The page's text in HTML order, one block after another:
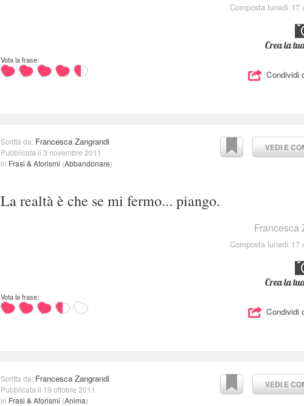
Composta lunedì 17
Crea la
Vota la frase:
Condividi
VEDI E
Scritta da: Francesca Zangrandi
Pubblicata il 3 novembre 2011
in Frasi & Aforismi (Abbandonare)
La realtà è che se mi fermo... piango.
Francesca
Composta lunedì 17
Crea la
Vota la frase:
Condividi
VEDI E
Scritta da: Francesca Zangrandi
Pubblicata il 19 ottobre 2011
in Frasi & Aforismi (Anima)